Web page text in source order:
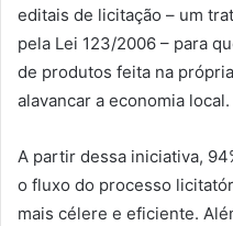
editais de licitação – um
pela Lei 123/2006 – para
de produtos feita na
alavancar a economia local.
A partir dessa iniciativa,
o fluxo do processo
mais célere e eficiente.